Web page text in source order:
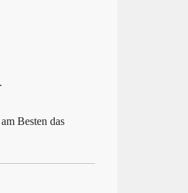
Besten das